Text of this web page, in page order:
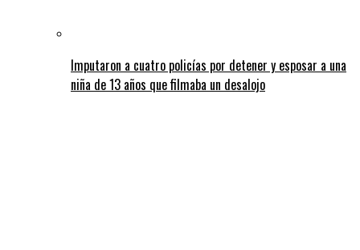
Imputaron a cuatro policías por detener y esposar a una
niña de 13 años que filmaba un desalojo